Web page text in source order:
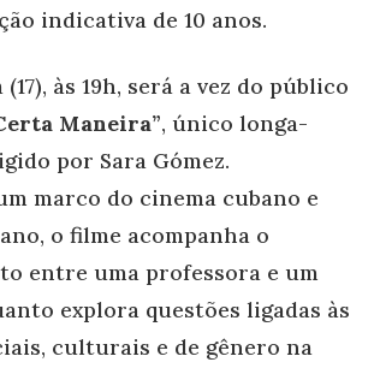
indicativa de 10 anos.
às 19h, será a vez do público
Maneira”, único longa-
por Sara Gómez.
marco do cinema cubano e
o filme acompanha o
entre uma professora e um
explora questões ligadas às
culturais e de gênero na